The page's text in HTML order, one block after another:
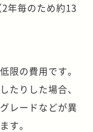
年毎のため約13
限の費用です。
たりした場合、
レードなどが異
す。